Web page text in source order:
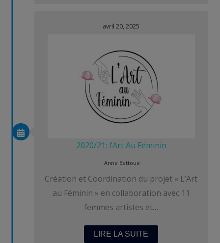
avril 20, 2025
2020/21: l’Art Au Féminin
Anne Battoue
Création et Coordination du projet « L’Art
au Féminin » en collaboration avec 11
femmes artistes et…
LIRE LA SUITE